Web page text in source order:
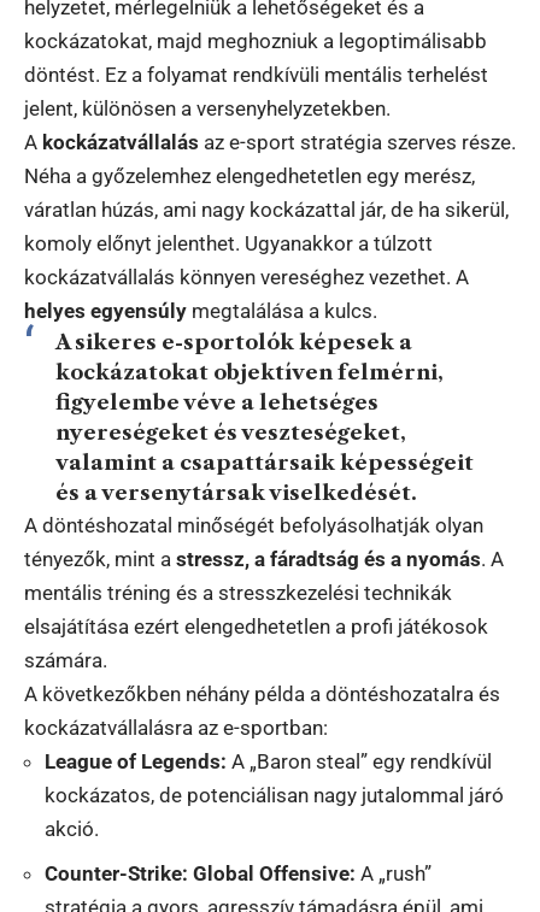
helyzetet, mérlegelniük a lehetőségeket és a
kockázatokat, majd meghozniuk a legoptimálisabb
döntést. Ez a folyamat rendkívüli mentális terhelést
jelent, különösen a versenyhelyzetekben.
A kockázatvállalás az e-sport stratégia szerves része.
Néha a győzelemhez elengedhetetlen egy merész,
váratlan húzás, ami nagy kockázattal jár, de ha sikerül,
komoly előnyt jelenthet. Ugyanakkor a túlzott
kockázatvállalás könnyen vereséghez vezethet. A
helyes egyensúly megtalálása a kulcs.
A sikeres e-sportolók képesek a
kockázatokat objektíven felmérni,
figyelembe véve a lehetséges
nyereségeket és veszteségeket,
valamint a csapattársaik képességeit
és a versenytársak viselkedését.
A döntéshozatal minőségét befolyásolhatják olyan
tényezők, mint a stressz, a fáradtság és a nyomás. A
mentális tréning és a stresszkezelési technikák
elsajátítása ezért elengedhetetlen a profi játékosok
számára.
A következőkben néhány példa a döntéshozatalra és
kockázatvállalásra az e-sportban:
League of Legends: A „Baron steal” egy rendkívül
kockázatos, de potenciálisan nagy jutalommal járó
akció.
Counter-Strike: Global Offensive: A „rush”
stratégia a gyors, agresszív támadásra épül, ami